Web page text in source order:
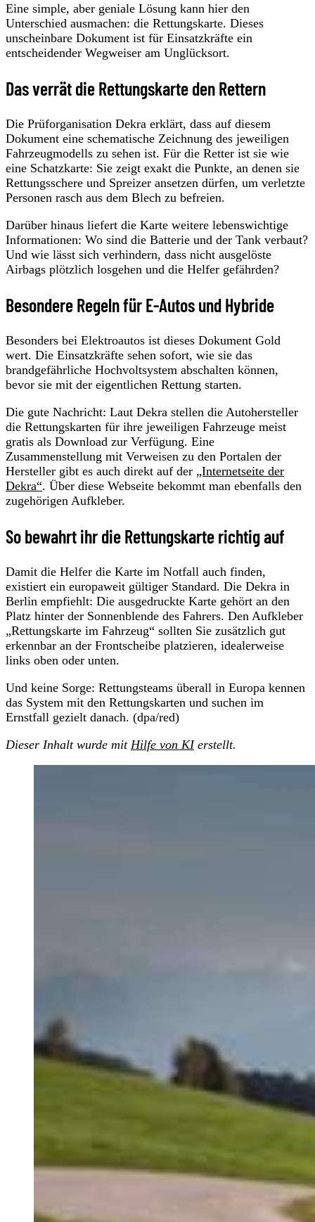
Eine simple, aber geniale Lösung kann hier den
Unterschied ausmachen: die Rettungskarte. Dieses
unscheinbare Dokument ist für Einsatzkräfte ein
entscheidender Wegweiser am Unglücksort.
Das verrät die Rettungskarte den Rettern
Die Prüforganisation Dekra erklärt, dass auf diesem
Dokument eine schematische Zeichnung des jeweiligen
Fahrzeugmodells zu sehen ist. Für die Retter ist sie wie
eine Schatzkarte: Sie zeigt exakt die Punkte, an denen sie
Rettungsschere und Spreizer ansetzen dürfen, um verletzte
Personen rasch aus dem Blech zu befreien.
Darüber hinaus liefert die Karte weitere lebenswichtige
Informationen: Wo sind die Batterie und der Tank verbaut?
Und wie lässt sich verhindern, dass nicht ausgelöste
Airbags plötzlich losgehen und die Helfer gefährden?
Besondere Regeln für E-Autos und Hybride
Besonders bei Elektroautos ist dieses Dokument Gold
wert. Die Einsatzkräfte sehen sofort, wie sie das
brandgefährliche Hochvoltsystem abschalten können,
bevor sie mit der eigentlichen Rettung starten.
Die gute Nachricht: Laut Dekra stellen die Autohersteller
die Rettungskarten für ihre jeweiligen Fahrzeuge meist
gratis als Download zur Verfügung. Eine
Zusammenstellung mit Verweisen zu den Portalen der
Hersteller gibt es auch direkt auf der „Internetseite der
Dekra“. Über diese Webseite bekommt man ebenfalls den
zugehörigen Aufkleber.
So bewahrt ihr die Rettungskarte richtig auf
Damit die Helfer die Karte im Notfall auch finden,
existiert ein europaweit gültiger Standard. Die Dekra in
Berlin empfiehlt: Die ausgedruckte Karte gehört an den
Platz hinter der Sonnenblende des Fahrers. Den Aufkleber
„Rettungskarte im Fahrzeug“ sollten Sie zusätzlich gut
erkennbar an der Frontscheibe platzieren, idealerweise
links oben oder unten.
Und keine Sorge: Rettungsteams überall in Europa kennen
das System mit den Rettungskarten und suchen im
Ernstfall gezielt danach. (dpa/red)
Dieser Inhalt wurde mit Hilfe von KIerstellt.